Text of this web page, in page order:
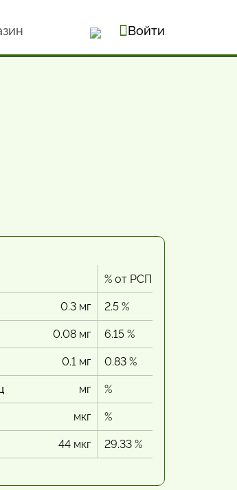
Войти
% от РСП
0.3 мг 2.5 %
0.08 мг 6.15 %
0.1 мг 0.83 %
мг %
мкг %
44 мкг 29.33 %